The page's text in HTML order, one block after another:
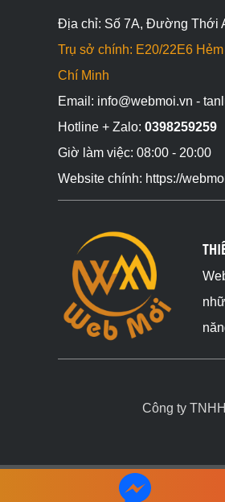
Địa chỉ: Số 7A, Đường Thới
Trụ sở chính: E20/22E6
Chí Minh
Email: info@webmoi.vn -
Hotline + Zalo: 0398259259
Giờ làm việc: 08:00 - 20:00
Website chính: https://
Công ty